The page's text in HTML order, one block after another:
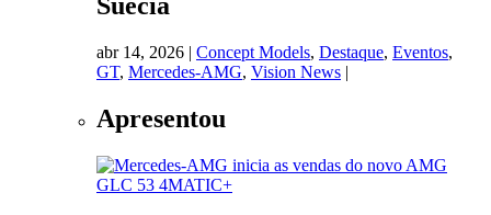
Suécia
abr 14, 2026 | Concept Models, Destaque, Eventos,
GT, Mercedes-AMG, Vision News |
Apresentou